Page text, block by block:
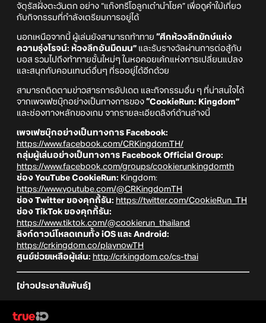
จัตุรัสฝั่งตะวันตก อย่าง “แก๊งทรีโอลูกเต๋านำโชค” เพื่อดูคำใบ้เกี่ยว
กับกิจกรรมที่กำลังเตรียมการอยู่ได้
นอกเหนือจากนี้ ผู้เล่นยังสามารถท้าทาย “ศึกห้วงลึกยักษ์แห่ง
ความรุ่งโรจน์: ห้วงลึกอันมืดมน” และรับรางวัลผ่านการต่อสู้กับ
บอส รวมไปถึงท้าทายชั้นใหม่ๆ ในหอคอยเค้กแห่งการเปลี่ยนแปลง
และสนุกกับคอนเทนต์อื่นๆ ที่รออยู่ได้อีกด้วย
สามารถติดตามข่าวสารการอัปเดต และกิจกรรมอื่น ๆ ที่น่าสนใจได้
จากเพจเฟซบุ๊กอย่างเป็นทางการของ “CookieRun: Kingdom”
และช่องทางหลักของเกม จากรายละเอียดลิงก์ด้านล่างนี้
เพจเฟซบุ๊กอย่างเป็นทางการ Facebook:
https://www.facebook.com/CRKingdomTH/
กลุ่มผู้เล่นอย่างเป็นทางการ Facebook Official Group:
https://www.facebook.com/groups/cookierunkingdomth
ช่อง YouTube CookieRun: Kingdom:
https://www.youtube.com/@CRKingdomTH
ช่อง Twitter ของคุกกี้รัน: https://twitter.com/CookieRun_TH
ช่อง TikTok ของคุกกี้รัน:
https://www.tiktok.com/@cookierun_thailand
ลิงก์ดาวน์โหลดเกมทั้ง iOS และ Android:
https://crkingdom.co/playnowTH
ศูนย์ช่วยเหลือผู้เล่น: http://crkingdom.co/cs-thai
[ข่าวประชาสัมพันธ์]